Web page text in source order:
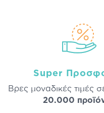
Super
Βρες μοναδικές τιμές
20.000